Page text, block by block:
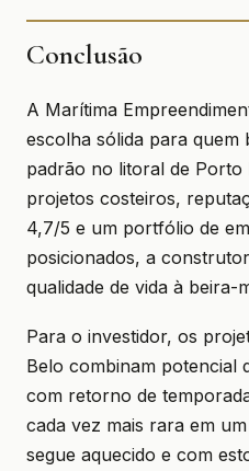
Conclusão
A Marítima
escolha sólida para quem
padrão no litoral de Porto
projetos costeiros,
4,7/5 e um portfólio de
posicionados, a
qualidade de vida à beira-
Para o investidor, os
Belo combinam potencial
com retorno de
cada vez mais rara em
segue aquecido e com